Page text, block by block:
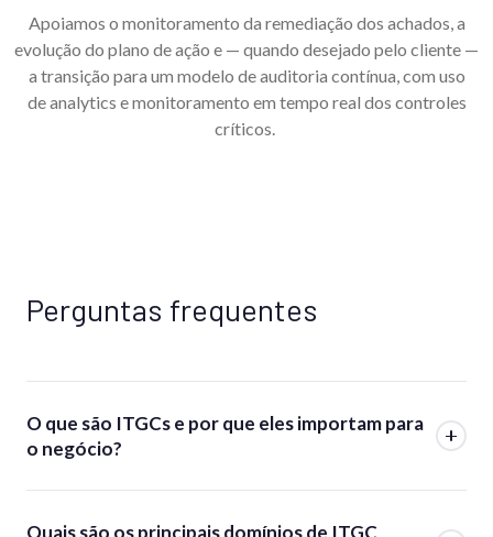
Apoiamos o monitoramento da remediação dos achados, a
evolução do plano de ação e — quando desejado pelo cliente —
a transição para um modelo de auditoria contínua, com uso
de analytics e monitoramento em tempo real dos controles
críticos.
Perguntas frequentes
O que são ITGCs e por que eles importam para
o negócio?